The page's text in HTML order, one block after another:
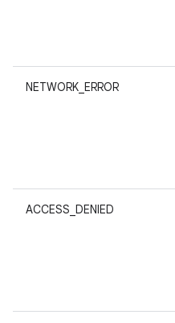
NETWORK_ERROR
ACCESS_DENIED